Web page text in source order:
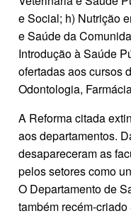
e Social; h) Nutrição
e Saúde da
Introdução à Saúde
ofertadas aos cursos
Odontologia,
A Reforma citada
aos departamentos.
desapareceram as
pelos setores como
O Departamento de
também recém-